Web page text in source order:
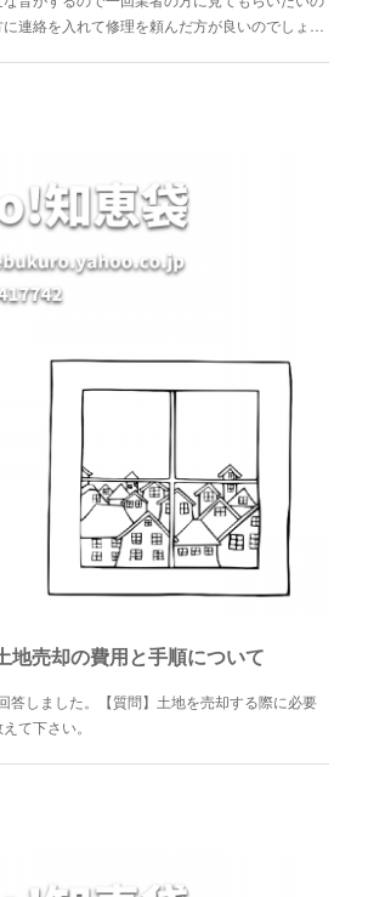
連絡を入れて修理を頼んだ方が良いのでしょ…
地売却の費用と手順について
答しました。【質問】土地を売却する際に必要
て下さい。